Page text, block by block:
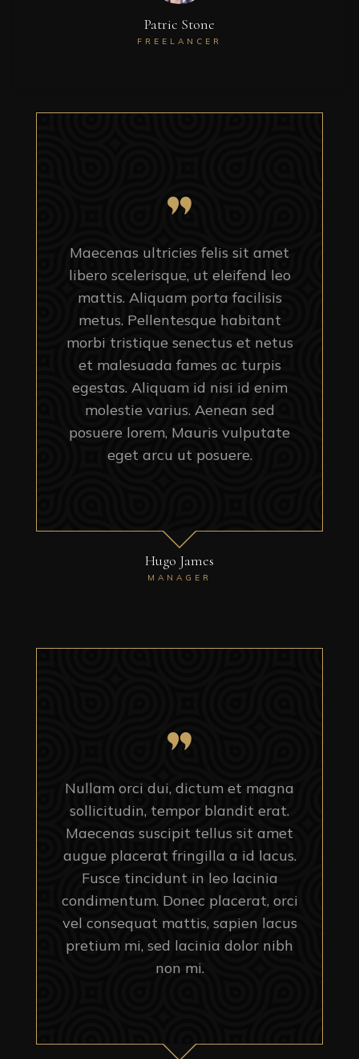
Patric Stone
FREELANCER
Maecenas ultricies felis sit amet
libero scelerisque, ut eleifend leo
mattis. Aliquam porta facilisis
metus. Pellentesque habitant
morbi tristique senectus et netus
et malesuada fames ac turpis
egestas. Aliquam id nisi id enim
molestie varius. Aenean sed
posuere lorem, Mauris vulputate
eget arcu ut posuere.
Hugo James
MANAGER
Nullam orci dui, dictum et magna
sollicitudin, tempor blandit erat.
Maecenas suscipit tellus sit amet
augue placerat fringilla a id lacus.
Fusce tincidunt in leo lacinia
condimentum. Donec placerat, orci
vel consequat mattis, sapien lacus
pretium mi, sed lacinia dolor nibh
non mi.